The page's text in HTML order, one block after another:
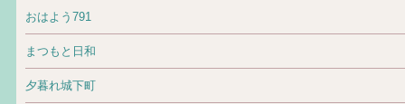
おはよう791
まつもと日和
夕暮れ城下町